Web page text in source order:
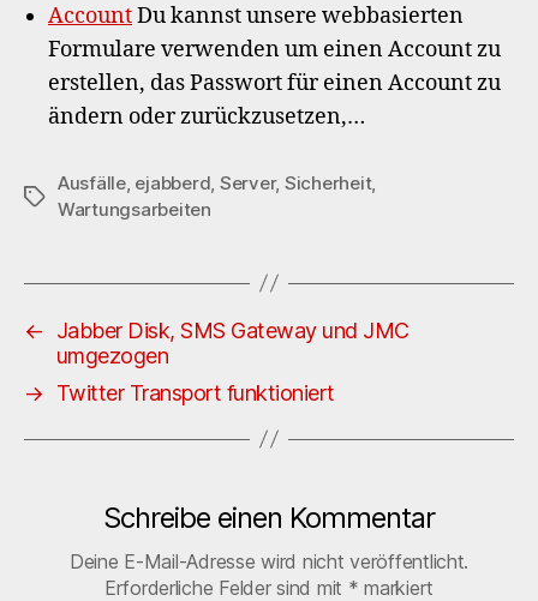
AccountDu kannst unsere webbasierten
Formulare verwenden um einen Account zu
erstellen, das Passwort für einen Account zu
ändern oder zurückzusetzen,…
Schlagwörter
Ausfälle, ejabberd Server, Sicherheit,
Wartungsarbeiten
←
Jabber Disk, SMS Gateway und JMC
umgezogen
→
Twitter Transport funktioniert
Schreibe einen Kommentar
Deine E-Mail-Adresse wird nicht veröffentlicht.
Erforderliche Felder sind mit * markiert